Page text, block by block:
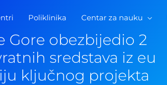
Poliklinika Centar za nauku
Gore obezbijedio 2
sredstava iz eu
ključnog projekta